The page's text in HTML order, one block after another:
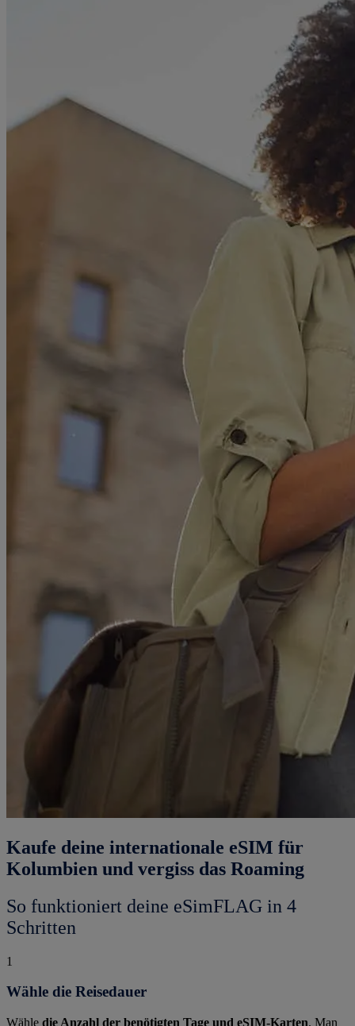
Kaufe deine internationale eSIM für
Kolumbien und vergiss das Roaming
So funktioniert deine eSimFLAG in 4
Schritten
1
Wähle die Reisedauer
Wähle die Anzahl der benötigten Tage und eSIM-Karten. Man